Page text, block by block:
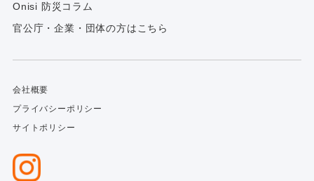
Onisi 防災コラム
官公庁・企業・団体の方はこちら
会社概要
プライバシーポリシー
サイトポリシー